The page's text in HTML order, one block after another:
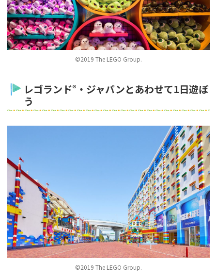
©2019 The LEGO Group.
レゴランド® ・ジャパンとあわせて1日遊ぼ
う
©2019 The LEGO Group.